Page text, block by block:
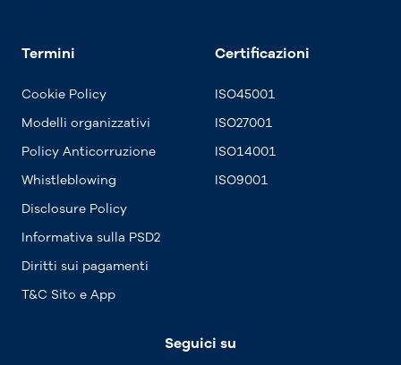
Termini
Cookie Policy
Modelli organizzativi
Policy Anticorruzione
Whistleblowing
Disclosure Policy
Informativa sulla PSD2
Diritti sui pagamenti
T&C Sito e App
Certificazioni
ISO45001
ISO27001
ISO14001
ISO9001
Seguici su